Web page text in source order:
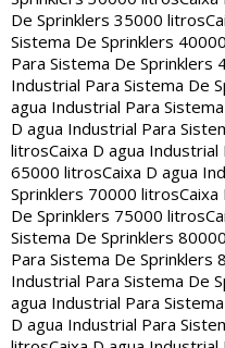
De Sprinklers 35000 litros
Sistema De Sprinklers
Para Sistema De Sprinklers
Industrial Para Sistema De
agua Industrial Para
D agua Industrial Para
litrosCaixa D agua
65000 litrosCaixa D agua
Sprinklers 70000 litros
De Sprinklers 75000 litros
Sistema De Sprinklers
Para Sistema De Sprinklers
Industrial Para Sistema De
agua Industrial Para
D agua Industrial Para